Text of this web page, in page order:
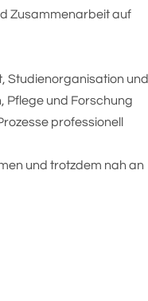
Zusammenarbeit auf
Studienorganisation und
Pflege und Forschung
professionell
und trotzdem nah an